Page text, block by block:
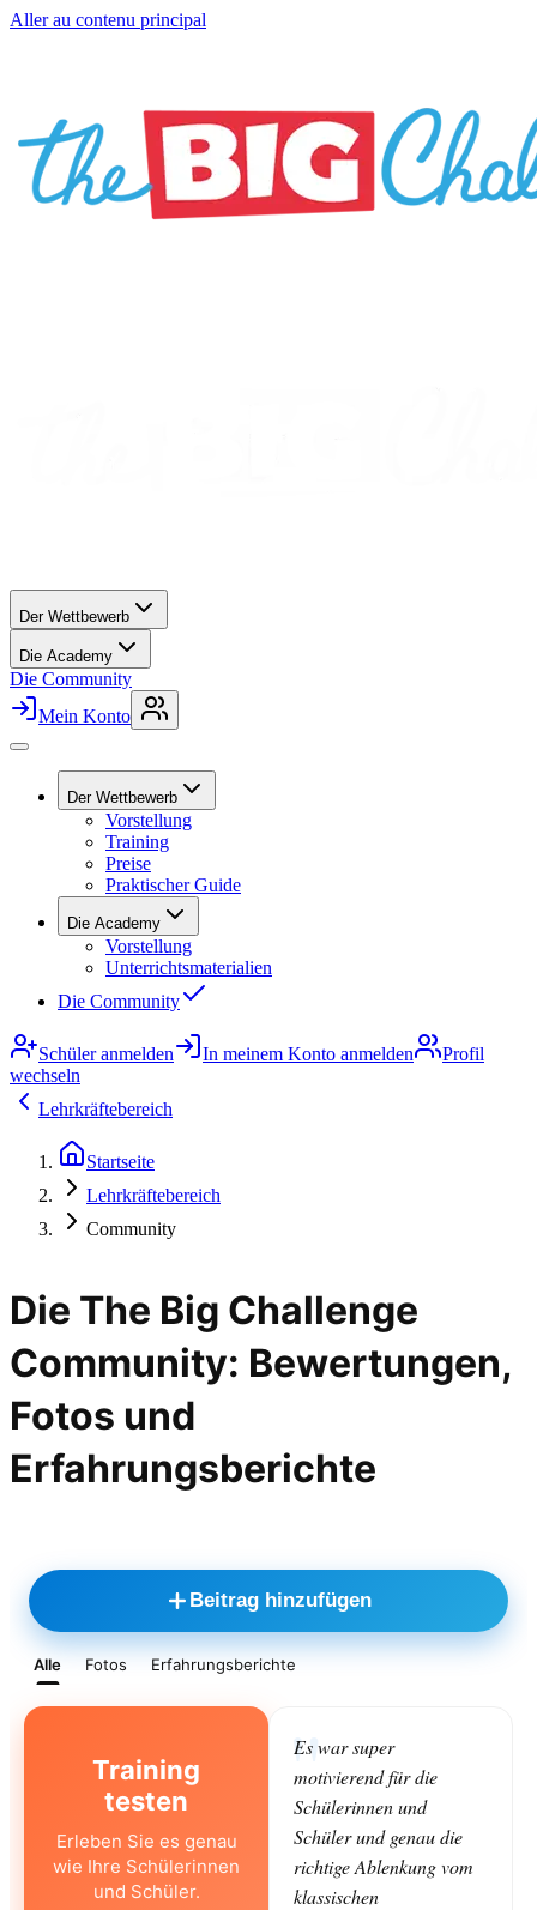
Aller au contenu principal
Der Wettbewerb
Die Academy
Die Community
Mein Konto
Der Wettbewerb
Vorstellung
Training
Preise
Praktischer Guide
Die Academy
Vorstellung
Unterrichtsmaterialien
Die Community
Schüler anmelden In meinem Konto anmelden
Profil
wechseln
Lehrkräftebereich
Startseite
Lehrkräftebereich
Community
Die The Big Challenge
Community: Bewertungen,
Fotos und
Erfahrungsberichte
Beitrag hinzufügen
Alle Fotos Erfahrungsberichte
Training
testen
Erleben Sie es genau
wie Ihre Schülerinnen
und Schüler.
Es war super
motivierend für die
Schülerinnen und
Schüler und genau die
richtige Ablenkung vom
klassischen